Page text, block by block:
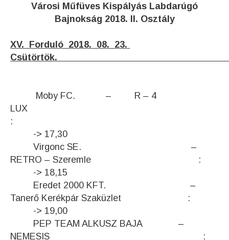
Városi Műfüves Kispályás Labdarúgó
Bajnokság 2018. II. Osztály
XV. Forduló 2018. 08. 23.
Moby FC. – R – 4
LUX
:
-> 17,30
Virgonc SE. –
RETRO – Szeremle :
-> 18,15
Eredet 2000 KFT. –
Tanerő Kerékpár Szaküzlet :
-> 19,00
PEP TEAM ALKUSZ BAJA –
NEMESIS :